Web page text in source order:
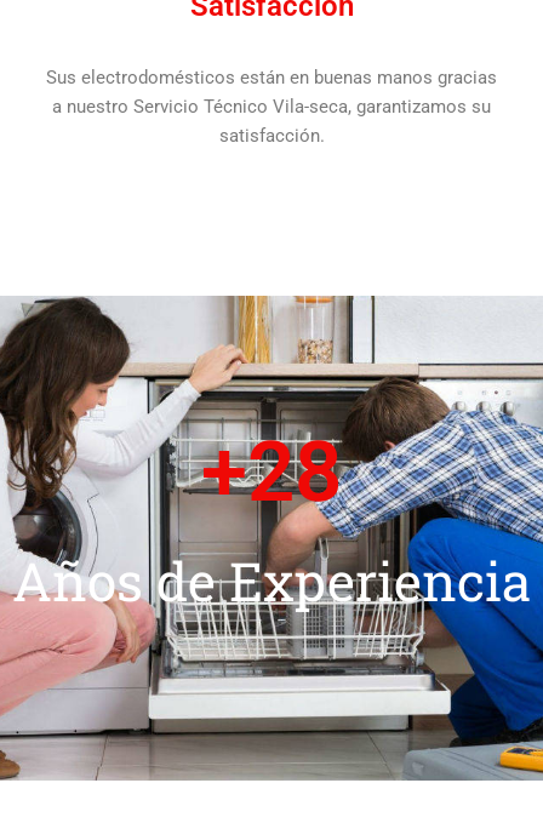
Sus electrodomésticos están en buenas manos gracias
a nuestro Servicio Técnico Vila-seca, garantizamos su
satisfacción.
Años de Experiencia
+28